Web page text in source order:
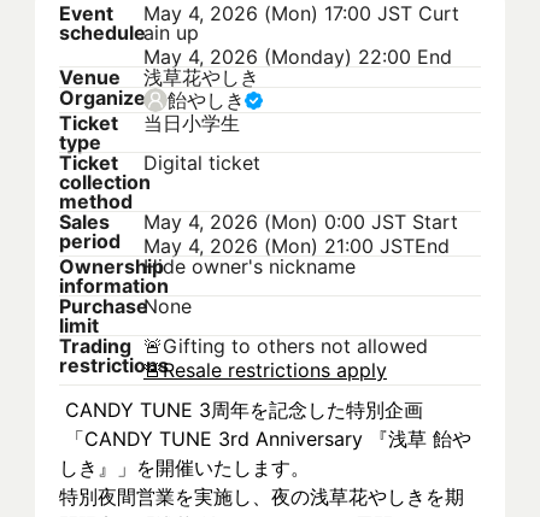
Event
schedule
May 4, 2026 (Mon) 17:00 JST Curt
ain up
May 4, 2026 (Monday) 22:00 End
Venue
浅草花やしき
Organizer 飴やしき
Ticket
type
当日小学生
Ticket
collection
method
Digital ticket
Sales
period
May 4, 2026 (Mon) 0:00 JST Start
May 4, 2026 (Mon) 21:00 JSTEnd
Ownership
information
Hide owner's nickname
Purchase
limit
None
Trading
restrictions
🚨Gifting to others not allowed
🚨Resale restrictions apply
CANDY TUNE 3周年を記念した特別企画
しき』」を開催いたします。
特別夜間営業を実施し、夜の浅草花やしきを期